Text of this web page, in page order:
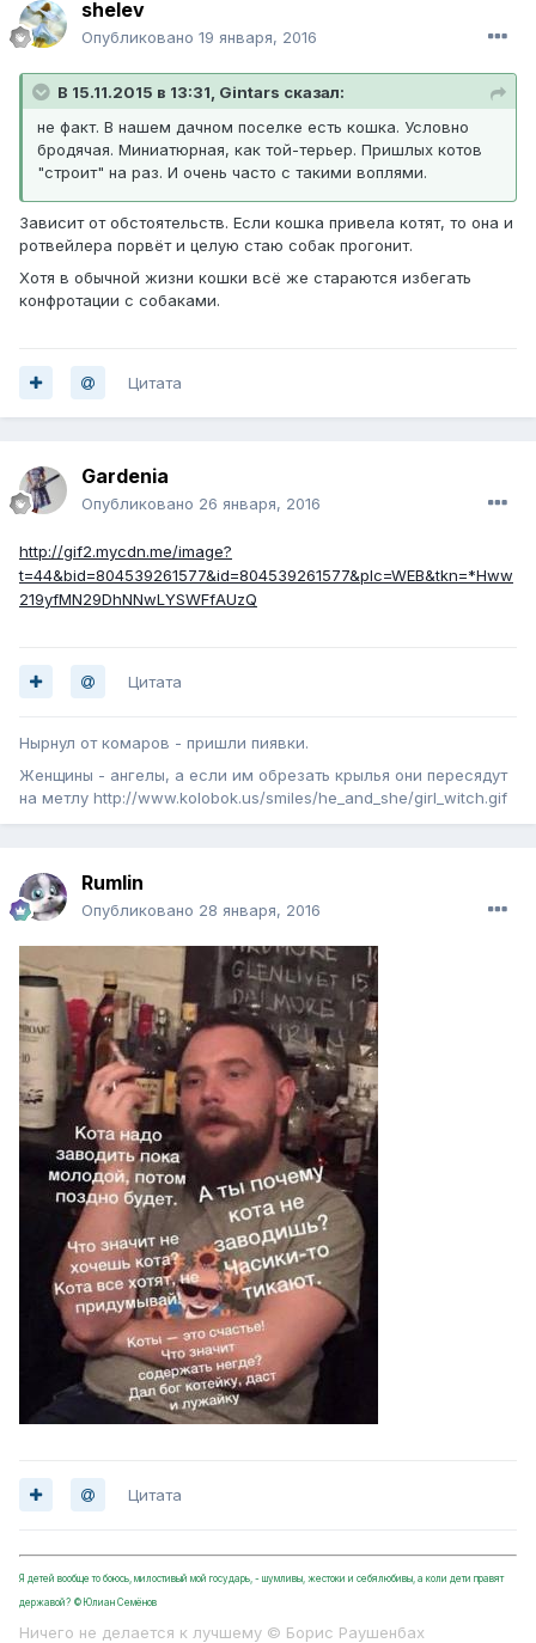
shelev
Опубликовано 19 января, 2016
В 15.11.2015 в 13:31, Gintars сказал:
не факт. В нашем дачном поселке есть кошка. Условно
бродячая. Миниатюрная, как той-терьер. Пришлых котов
"строит" на раз. И очень часто с такими воплями.
Зависит от обстоятельств. Если кошка привела котят, то она и
ротвейлера порвёт и целую стаю собак прогонит.
Хотя в обычной жизни кошки всё же стараются избегать
конфротации с собаками.
Цитата
Gardenia
Опубликовано 26 января, 2016
http://gif2.mycdn.me/image?
t=44&bid=804539261577&id=804539261577&plc=WEB&tkn=*Hww
219yfMN29DhNNwLYSWFfAUzQ
Цитата
Нырнул от комаров - пришли пиявки.
Женщины - ангелы, а если им обрезать крылья они пересядут
на метлу http://www.kolobok.us/smiles/he_and_she/girl_witch.gif
Rumlin
Опубликовано 28 января, 2016
Цитата
Я детей вообще то боюсь, милостивый мой государь, - шумливы, жестоки и себялюбивы, а коли дети правят
державой? ©Юлиан Семёнов
Ничего не делается к лучшему © Борис Раушенбах